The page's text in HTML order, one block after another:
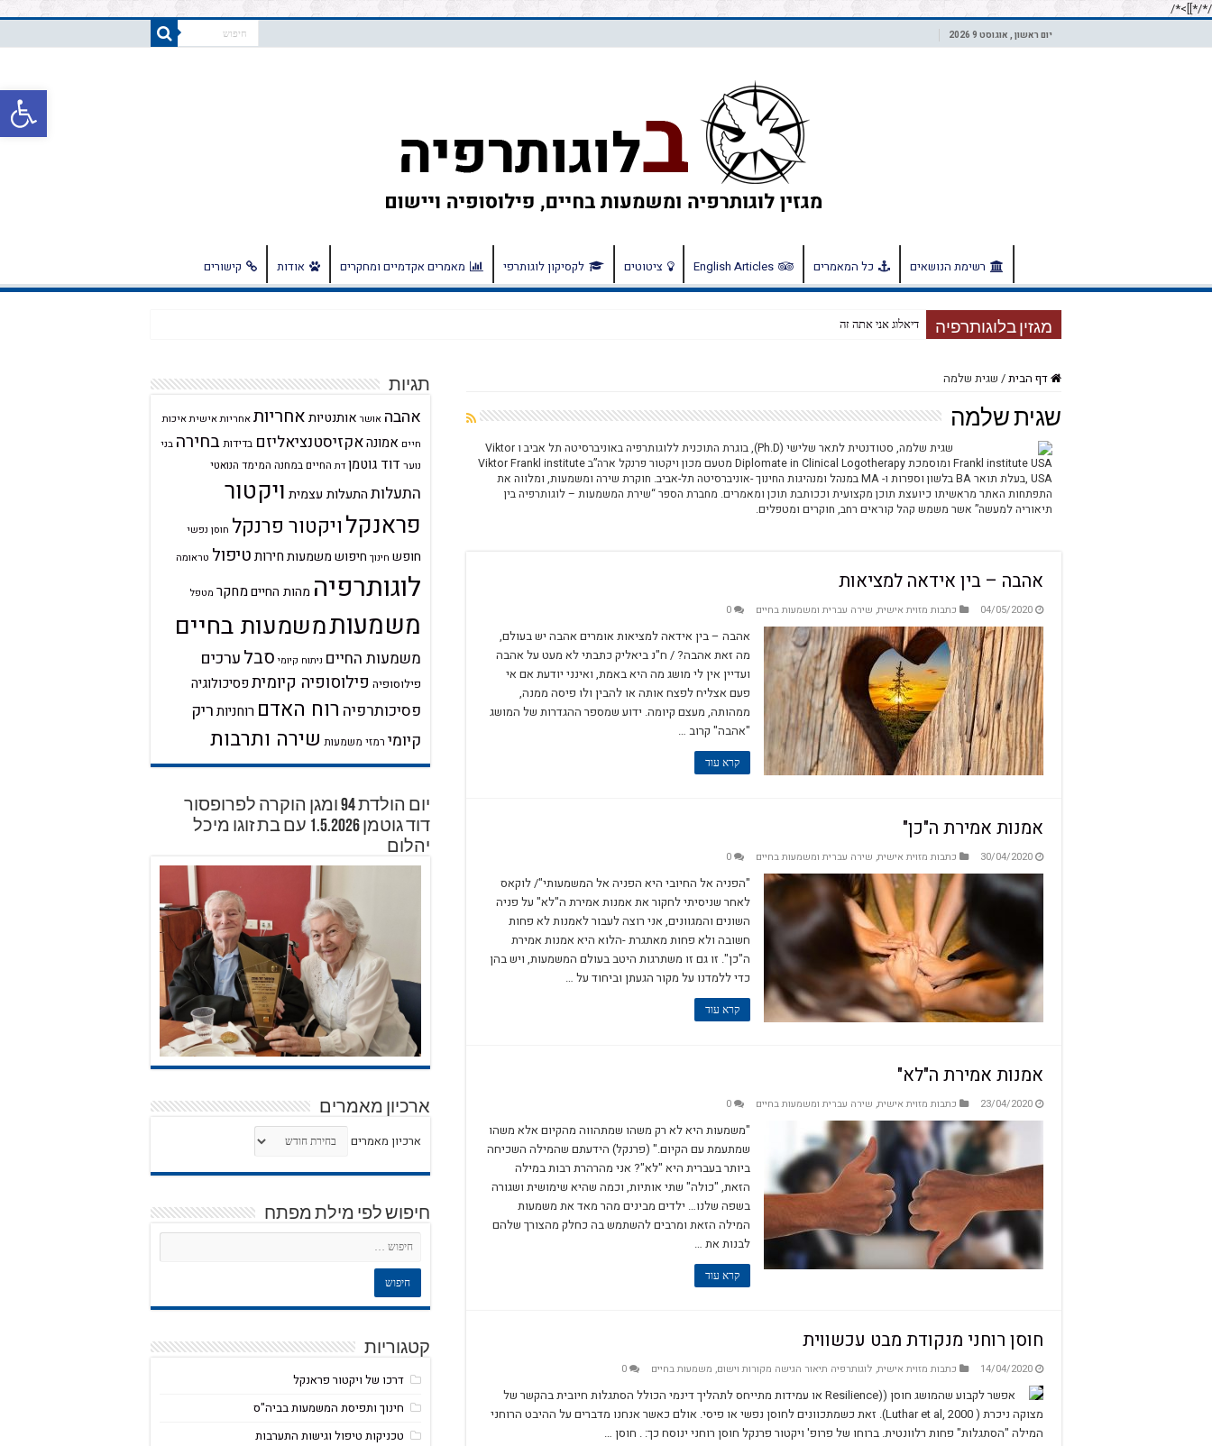
/*
/*]]>*/
יום ראשון , אוגוסט 9 2026
רשימת הנושאים כל המאמרים English Articles ציטוטים לקסיקון לוגותרפי מאמרים אקדמיים ומחקרים אודות קישורים
מגזין בלוגותרפיה דיאלוג אני אתה זה
דף הבית/ שגית שלמה
שגית שלמה
שגית שלמה, סטודנטית לתאר שלישי (Ph.D), בוגרת התוכנית ללוגותרפיה באוניברסיטה תל אביב ו Viktor
Frankl institute USA ומוסמכת Diplomate in Clinical Logotherapy מטעם מכון ויקטור פרנקל ארה”ב Viktor Frankl institute
USA ,​בעלת תואר BA בלשון וספרות ו- MA במנהל ומנהיגות החינוך -אוניברסיטה תל-אביב. חוקרת שירה ומשמעות, ומלווה את
התפתחות האתר מראשיתו כיועצת תוכן מקצועית וככותבת תוכן ומאמרים. ​מחברת הספר “שירת המשמעות – לוגותרפיה בין
תיאוריה למעשה” אשר משמש קהל קוראים רחב, חוקרים ומטפלים.
אהבה – בין אידאה למציאות
04/05/2020 כתבות מזוית אישית, שירה עברית ומשמעות בחיים 0
אהבה – בין אידאה למציאות אומרים אהבה יש בעולם,
מה זאת אהבה? / ח"נ ביאליק כתבתי לא מעט על אהבה
ועדיין אין לי מושג מה היא באמת, ואינני יודעת אם אי
פעם אצליח לפצח אותה או להבין ולו פיסה ממנה,
ממהותה, מעצם קיומה. ידוע שמספר ההגדרות של המושג
"אהבה" קרוב …
קרא עוד
אמנות אמירת ה"כן"
30/04/2020 כתבות מזוית אישית, שירה עברית ומשמעות בחיים 0
"הפניה אל החיובי היא הפניה אל המשמעותי"/ לוקאס
לאחר שניסיתי לחקור את אמנות אמירת ה"לא" על פניה
השונים והמגוונים, אני רוצה לעבור לאמנות לא פחות
חשובה ולא פחות מאתגרת -הלוא היא אמנות אמירת
ה"כן". זו גם זו משתרגות היטב בעולם המשמעות, ויש בהן
כדי ללמדנו על מקור הגעתן וביחוד על …
קרא עוד
אמנות אמירת ה"לא"
23/04/2020 כתבות מזוית אישית, שירה עברית ומשמעות בחיים 0
"משמעות היא לא רק משהו שמתהווה מהקיום אלא משהו
שמתעמת עם הקיום." (פרנקל) הידעתם שהמילה השכיחה
ביותר בעברית היא "לא"? אני מהרהרת רבות במילה
הזאת, "כולה" שתי אותיות, וכמה שהיא שימושית ושגורה
בשפה שלנו… ילדים מבינים מהר מאד את משמעות
המילה הזאת ומרבים להשתמש בה כחלק מהצורך שלהם
לבנות את …
קרא עוד
חוסן רוחני מנקודת מבט עכשווית
14/04/2020 כתבות מזוית אישית, לוגותרפיה תיאור הגישה מקורות וישום, משמעות בחיים 0
אפשר לקבוע שהמושג חוסן ((Resilience או עמידות מתייחס לתהליך דינמי הכולל הסתגלות חיובית בהקשר של
מצוקה ניכרת ( Luthar et al, 2000). זאת כשמתכוונים לחוסן נפשי או פיסי. אולם כאשר אנחנו מדברים על ההיבט הרוחני
המילה "הסתגלות" פחות רלוונטית. ברוחו של פרופ' ויקטור פרנקל חוסן רוחני ינוסח כך: . חוסן …
תגיות
אהבה אושר אותנטיותאחריותאחריות אישיתאיכות
חיים אמונהאקזיסטנציאליזם בדידותבחירה בני
נוער דוד גוטמן דת החיים במחנה המימד הנואטי
התעלותהתעלות עצמית ויקטור
פראנקלויקטור פרנקל חוסן נפשי
חופש חינוך חיפוש משמעותחירותטיפול טראומה
לוגותרפיה מהות החייםמחקר מטפל
משמעותמשמעות בחיים
משמעות החיים ניתוח קיומי סבלערכים
פילוסופיה פילוסופיה קיומיתפסיכולוגיה
פסיכותרפיה רוח האדם רוחניותריק
קיומי רמזי משמעות שירה ותרבות
יום הולדת 94 ומגן הוקרה לפרופסור
דוד גוטמן 1.5.2026 עם בת זוגו מיכל
יהלום
ארכיון מאמרים
ארכיון מאמרים
חיפוש לפי מילת מפתח
קטגוריות
דרכו של ויקטור פראנקל
חינוך ותפיסת המשמעות בביה"ס
טכניקות טיפול וגישות התערבות